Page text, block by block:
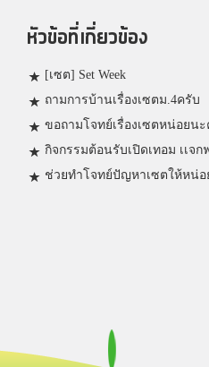
หัวข้อที่เกี่ยวข้อง
[เซต] Set Week
ถามการบ้านเรื่องเซตม.4ครับ
ขอถามโจทย์เรื่องเซตหน่อยนะ
กิจกรรมต้อนรับเปิดเทอม เเจ
ช่วยทำโจทย์ปัญหาเซตให้หน่อ